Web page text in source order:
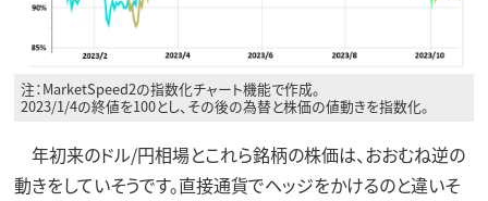
注：MarketSpeed2の指数化チャート機能で作成。
2023/1/4の終値を100とし、その後の為替と株価の値動きを指数化。
年初来のドル/円相場とこれら銘柄の株価は、おおむね逆の
動きをしていそうです。直接通貨でヘッジをかけるのと違いそ